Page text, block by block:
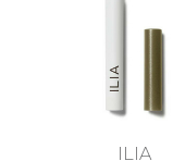
ILIA